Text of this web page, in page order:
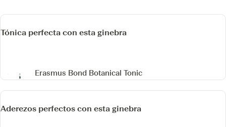
Tónica perfecta con esta ginebra
Erasmus Bond Botanical Tonic
Aderezos perfectos con esta ginebra